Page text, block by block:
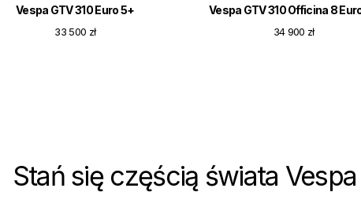
Vespa GTV 310 Euro 5+
33 500 zł
Vespa GTV 310 Officina 8
34 900 zł
Stań się częścią świata Vespa